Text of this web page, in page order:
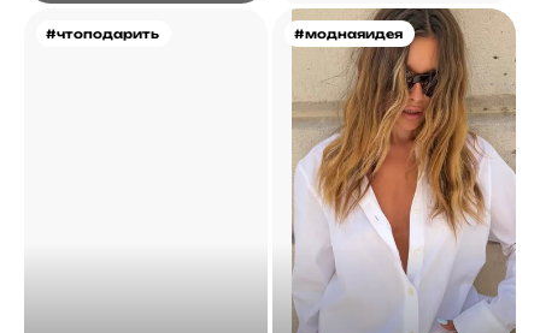
#чтоподарить #моднаяидея